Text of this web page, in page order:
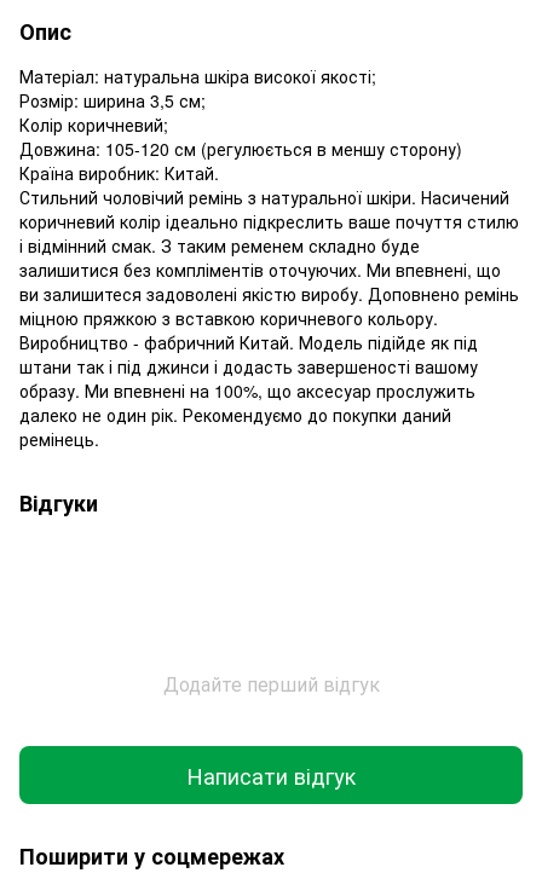
Опис
Матеріал: натуральна шкіра високої якості;
Розмір: ширина 3,5 см;
Колір коричневий;
Довжина: 105-120 см (регулюється в меншу сторону)
Країна виробник: Китай.
Стильний чоловічий ремінь з натуральної шкіри. Насичений
коричневий колір ідеально підкреслить ваше почуття стилю
і відмінний смак. З таким ременем складно буде
залишитися без компліментів оточуючих. Ми впевнені, що
ви залишитеся задоволені якістю виробу. Доповнено ремінь
міцною пряжкою з вставкою коричневого кольору.
Виробництво - фабричний Китай. Модель підійде як під
штани так і під джинси і додасть завершеності вашому
образу. Ми впевнені на 100%, що аксесуар прослужить
далеко не один рік. Рекомендуємо до покупки даний
ремінець.
Відгуки
Додайте перший відгук
Написати відгук
Поширити у соцмережах